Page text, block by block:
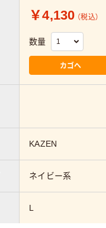
￥4,130 （税込）
数量
カゴへ
KAZEN
ネイビー系
L